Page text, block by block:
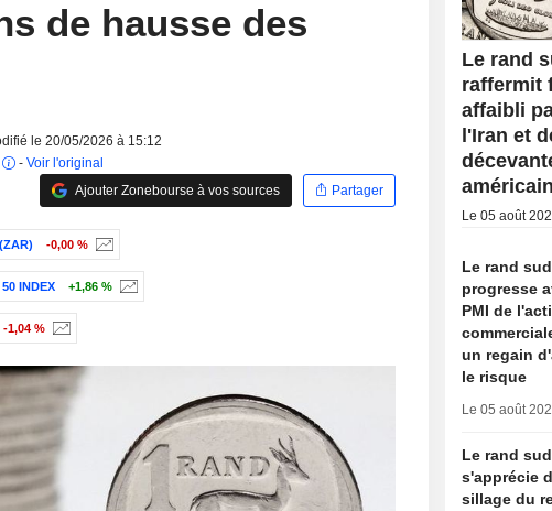
de hausse des
le 20/05/2026 à 15:12
- Voir l'original
Ajouter Zonebourse à vos sources
Partager
-0,00 %
INDEX +1,86 %
-1,04 %
Le rand
raffermit
affaibli
l'Iran et
américain
Le 05 août
Le rand
progresse
PMI de
un regain
le risque
Le 05 août
Le rand
s'apprécie
sillage du